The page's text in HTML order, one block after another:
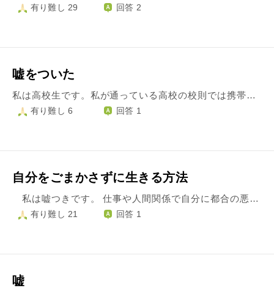
有り難し 29 回答 2
嘘をついた
私は高校生です。私が通っている高校の校則では携帯の持ち込みは許可されていますが、校内では電源を切るというルールが決められています。 それなのに私は先日授業中に携帯を触ってしまいました。特に緊急の用事でもなく、自分の身勝手な行動です。私の教室内の席は、入り口から1番遠い1番後ろの列の窓側で比較的先生からバレにくい席で私の席の周りの人も授業中に携帯を触っていて、私もバレなければ大丈夫という浅はかな考えでたまに触ってしまっていました。 それが、先生にバレてしまったのです。 気付いていないふりをする先生もいるのですが、その先生は気付くとその場で注意をし、後からちゃんと叱る先生です。どうして携帯を触っていたのかと聞かれました。 しかし私は、「電源を切り忘れていたので切ろうとしていました。」と嘘をついてしまったのです。先生には「本当に？ずっと見てたけど、２、３０秒触ってたよね？」と疑われました。私はそこで嘘を貫き通しました。その時は授業中だったこともあり、後で呼び出されました。それからその先生は「ちゃんと話してくれたから信じるけど、これからずっと苦しむよ」と言いました。そして昼休みに反省文を書くように言われました。わたしは昼休みまでの休み時間で反省文の下書きをしました。 しかし、その反省文は「電源を切り忘れ、切る際に通知欄も見てしまった」という内容でした。この時書いた謝罪や反省の言葉は本物です。しかし、これは嘘の反省文です。その時に、私の反省文の対応をした先生はバレた先生ではなく、進路指導部の私の学んでいる学科の先生でした。その先生は学科の中でもすごく優しい先生で、怒ることもなく「どうして◯◯ちゃんが！」と嘆いていました。私は昼休み中反省文を書きました。教室に戻ると次が移動教室だったのにも関わらず、友人が待っててくれていました。そして昼に何も食べていなかった私にチョコをくれました。帰りも呼び出されましたが、待っていてくれました。私の周りには、私には勿体無いくらい良い人ばかりです。なので、余計にその優しさがこの時は痛かったです。私はこの日からずっとこの時ついた嘘の事ばかり考えています。ご飯を食べる時も、友人と遊ぶ時も。一生こうして後悔し続けるしかないのでしょうか。自分がついしまった嘘について本当に反省しています。どうしたら良いのか分かりません。ぜひお話お聞かせ願いたいです。
有り難し 6 回答 1
自分をごまかさずに生きる方法
私は嘘つきです。 仕事や人間関係で自分に都合の悪いときや何か間違いを起こしてしまったとき とっさにその場しのぎの嘘をついてごまかしてしまう癖があります。 その場しのぎの嘘はすぐにばれるし、良くない結果を招く事はわかっていますが いざその時になると、恐怖に打ち勝てず嘘をついてしまいます。 人生で最初についた嘘は小学校低学年のときだと思います。 宿題をやっていないにもかかわらず、親にやったと嘘をついてすぐにばれ、 「しょうもない嘘をつくな」と叱られました。 それから何度も何度も嘘をつくなと親に叱られながら育ってきましたが いまだに、正直に事実を伝えた時に自分が受け入れられなかったらという 恐怖に打ち勝つことができず、その場その場で嘘をついて生きてきました。 さて、私は営業職で通信機器の販売をしておりますが 自分の営業としての適性に疑問を感じ、現在転職を考え中です。 転職先は決まっておりませんが、大学の通信製の学部で福祉について学び、 資格を取得して精神保健福祉士になりたいと考えております。 精神保健福祉士になりたいと思った理由は、今自分が抱えている悩みからです。 うつ病や発達障害などの精神疾患に悩む人の体験についての作品を読み、 自分には物を売るよりも、困っている人の支援をする仕事の方が向いているのではないかと思いました。 しかし、私は前述した通り嘘をついて生きてきた人間です。この気持ちが本心なのか自分でもわからなくなってしまいました。 今の会社は営業職として3社目になりますが、本当は最初から、数字を追いかける事が求められる営業という仕事に乗り気ではなかったのにも関わらず、自分をごまかしてなんとなく転職を繰り返してきました。 また、小学校からギターを続けており、かれこれ16年バンドや音楽活動を続けていますが、音楽で食べていきたいという夢もあきらめきれず、それさえも仕事に向き合う事から逃れるためのごまかしではないかとさえ思えてきています。 一度嘘つきな自分を意識しだすと、夢も婚約者への愛情も、過去にやってきたことも、これからやろうとしていることも、何もかもが嘘のように思えてきて、苦しいです。にもかかわらず自分が今本当に思っている事を向き合うことがそれ以上に怖いのです。 自分の正直な気持ちに向き合い、嘘をつかなくてもいい生き方について御助言を頂きたいです。
有り難し 21 回答 1
嘘